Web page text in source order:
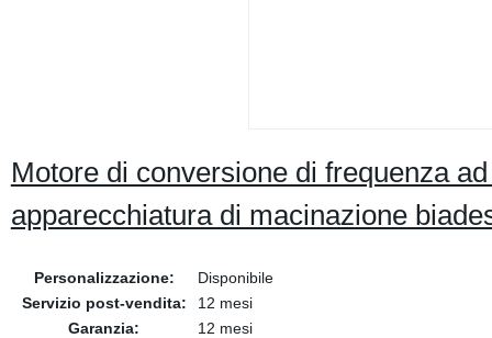
Motore di conversione di frequenza
apparecchiatura di macinazione
Personalizzazione:
Disponibile
Servizio post-vendita:
12 mesi
Garanzia:
12 mesi